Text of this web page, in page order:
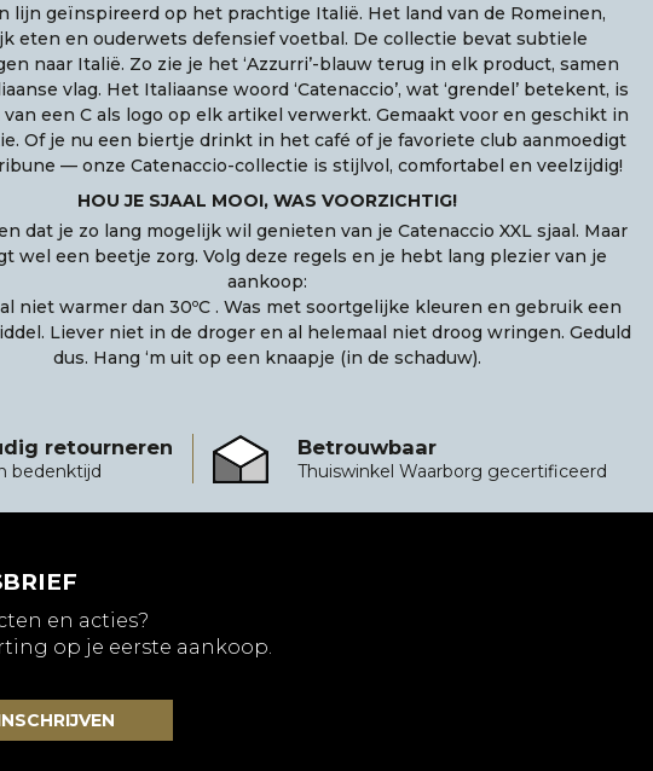
lijn geïnspireerd op het prachtige Italië. Het land van de Romeinen,
eten en ouderwets defensief voetbal. De collectie bevat subtiele
naar Italië. Zo zie je het ‘Azzurri’-blauw terug in elk product, samen
vlag. Het Italiaanse woord ‘Catenaccio’, wat ‘grendel’ betekent, is
van een C als logo op elk artikel verwerkt. Gemaakt voor en geschikt in
Of je nu een biertje drinkt in het café of je favoriete club aanmoedigt
— onze Catenaccio-collectie is stijlvol, comfortabel en veelzijdig!
HOU JE SJAAL MOOI, WAS VOORZICHTIG!
dat je zo lang mogelijk wil genieten van je Catenaccio XXL sjaal. Maar
wel een beetje zorg. Volg deze regels en je hebt lang plezier van je
aankoop:
niet warmer dan 30ºC . Was met soortgelijke kleuren en gebruik een
Liever niet in de droger en al helemaal niet droog wringen. Geduld
dus. Hang ‘m uit op een knaapje (in de schaduw).
retourneren
bedenktijd
Betrouwbaar
Thuiswinkel Waarborg gecertificeerd
Betrouwbaar
en acties?
op je eerste aankoop.